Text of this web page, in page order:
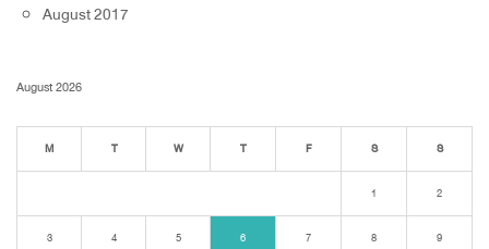
August 2017
August 2026
M T W T F S S
1 2
3 4 5 6 7 8 9